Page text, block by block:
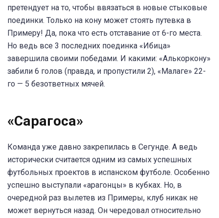
претендует на то, чтобы ввязаться в новые стыковые
поединки. Только на кону может стоять путевка в
Примеру! Да, пока что есть отставание от 6-го места.
Но ведь все 3 последних поединка «Ибица»
завершила своими победами. И какими: «Алькоркону»
забили 6 голов (правда, и пропустили 2), «Малаге» 22-
го — 5 безответных мячей.
«Сарагоса»
Команда уже давно закрепилась в Сегунде. А ведь
исторически считается одним из самых успешных
футбольных проектов в испанском футболе. Особенно
успешно выступали «арагонцы» в кубках. Но, в
очередной раз вылетев из Примеры, клуб никак не
может вернуться назад. Он чередовал относительно